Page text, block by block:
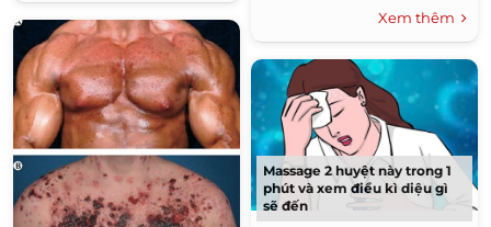
Xem thêm
Massage 2 huyệt này trong 1
phút và xem điều kì diệu gì
sẽ đến